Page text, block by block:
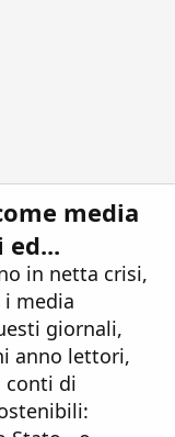
media
in netta crisi,
media
giornali,
anno lettori,
conti di